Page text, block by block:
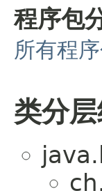
程序包
所有程
类分